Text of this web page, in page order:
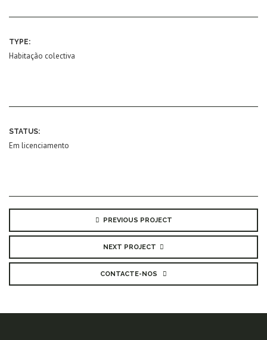
TYPE:
Habitação colectiva
STATUS:
Em licenciamento
PREVIOUS PROJECT
NEXT PROJECT
CONTACTE-NOS